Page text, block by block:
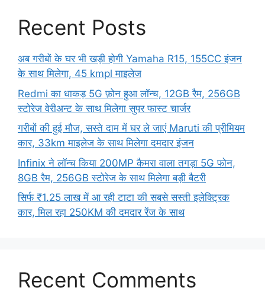
Recent Posts
अब गरीबों के घर भी खड़ी होगी Yamaha R15, 155CC इंजन
के साथ मिलेगा, 45 kmpl माइलेज
Redmi का धाकड़ 5G फ़ोन हुआ लॉन्च, 12GB रैम, 256GB
स्टोरेज वेरीअन्ट के साथ मिलेगा सुपर फास्ट चार्जर
गरीबों की हुई मौज, सस्ते दाम में घर ले जाएं Maruti की प्रीमियम
कार, 33km माइलेज के साथ मिलेगा दमदार इंजन
Infinix ने लॉन्च किया 200MP कैमरा वाला तगड़ा 5G फोन,
8GB रैम, 256GB स्टोरेज के साथ मिलेगा बड़ी बैटरी
सिर्फ ₹1.25 लाख में आ रही टाटा की सबसे सस्ती इलेक्ट्रिक
कार, मिल रहा 250KM की दमदार रेंज के साथ
Recent Comments